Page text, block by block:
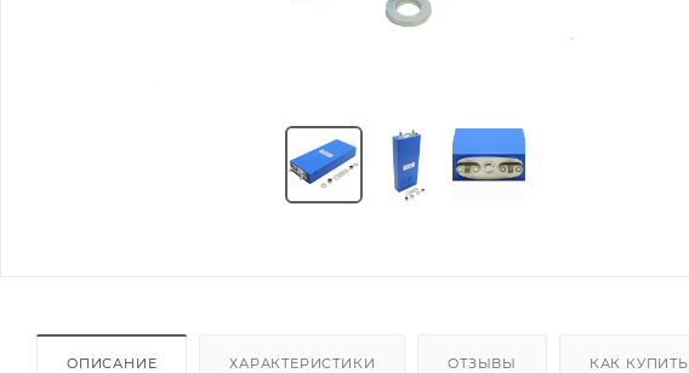
ОПИСАНИЕ ХАРАКТЕРИСТИКИ ОТЗЫВЫ КАК КУПИТЬ